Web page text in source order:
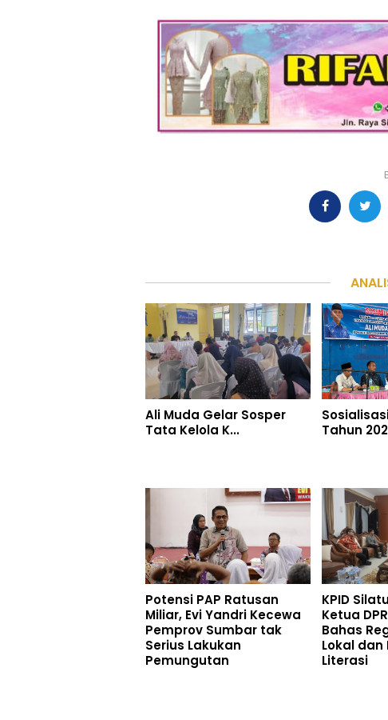
Ali Muda Gelar Sosper
Tata Kelola K...
Tahun
Potensi PAP Ratusan
Miliar, Evi Yandri Kecewa
Pemprov Sumbar tak
Serius Lakukan
Pemungutan
KPID
Ketua
Bahas
Lokal
Literasi